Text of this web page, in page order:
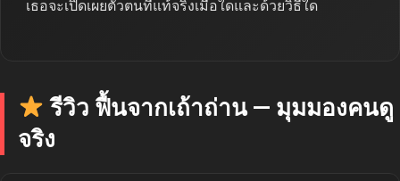
เธอจะเปิดเผยตัวตนที่แท้จริงเมื่อใดและด้วยวิธีใด
รีวิว ฟื้นจากเถ้าถ่าน — มุมมองคนดู
จริง